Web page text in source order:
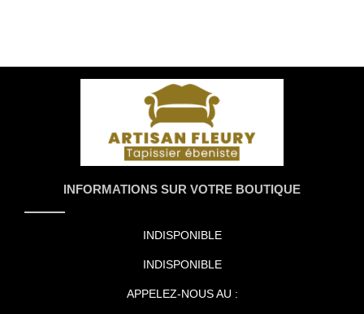
INFORMATIONS SUR VOTRE BOUTIQUE
INDISPONIBLE
INDISPONIBLE
APPELEZ-NOUS AU :